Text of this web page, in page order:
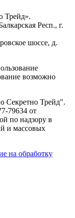
Трейд».
Респ., г.
шоссе, д.
возможно
Секретно Трейд".
79634 от
по надзору в
и массовых
на обработку